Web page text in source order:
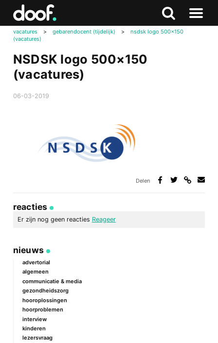
Zoeken
Naar
vacatures > gebarendocent (tijdelijk) >
nsdsk logo 500×150
(vacatures)
NSDSK logo 500×150
(vacatures)
06-03-2019
Delen
reacties
Er zijn nog geen reacties Reageer
Je e-mailadres wordt niet gepubliceerd.
gemarkeerd met
*
nieuws
advertorial
algemeen
communicatie & media
gezondheidszorg
hooroplossingen
hoorproblemen
interview
kinderen
lezersvraag
Doof.nl
Zoeken